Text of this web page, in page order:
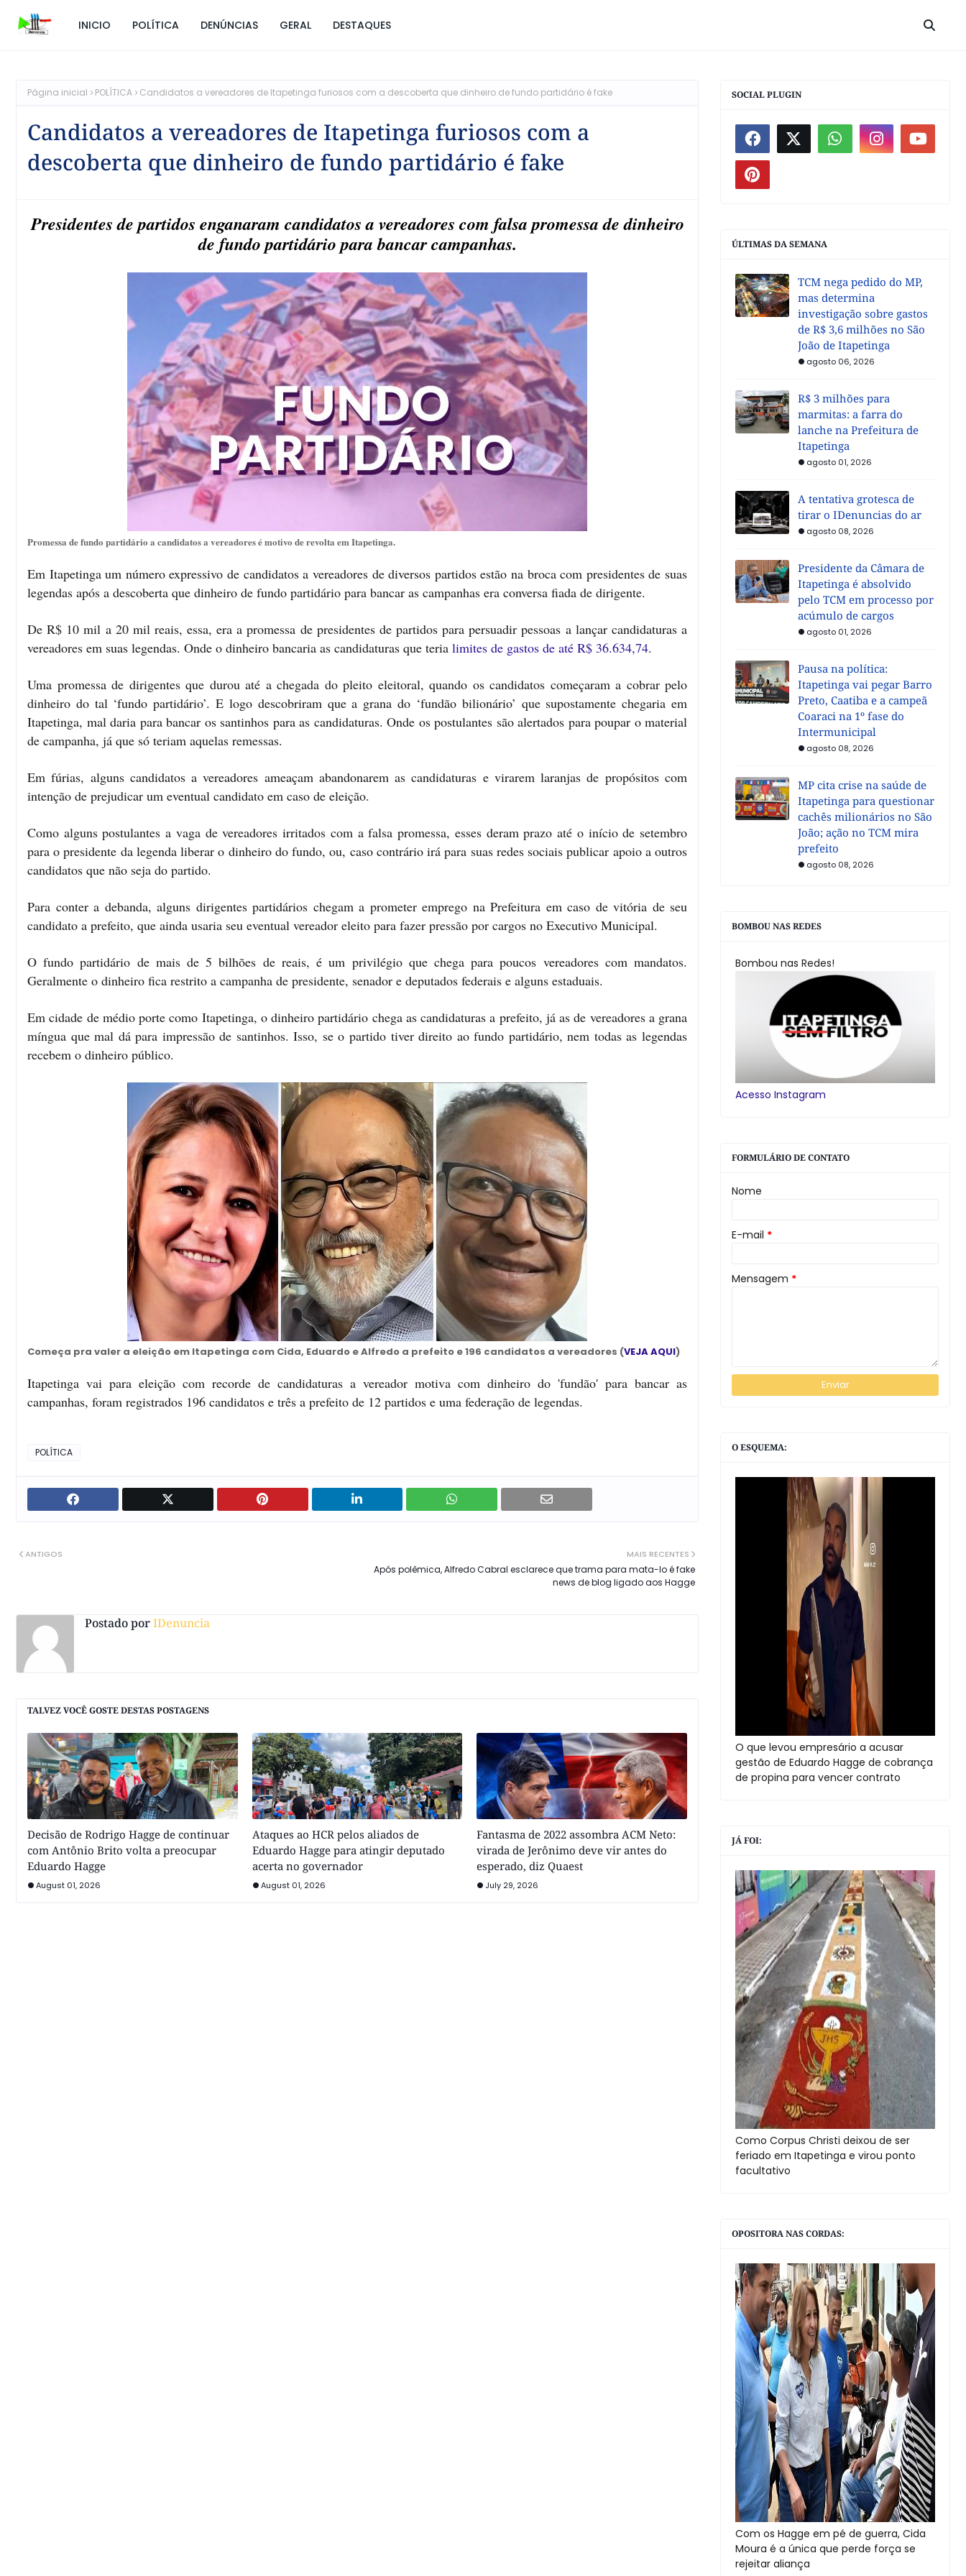
INICIO POLÍTICA DENÚNCIAS GERAL DESTAQUES
Página inicial POLÍTICA Candidatos a vereadores de Itapetinga furiosos com a descoberta que dinheiro de fundo partidário é fake
Candidatos a vereadores de Itapetinga furiosos com a
descoberta que dinheiro de fundo partidário é fake
Presidentes de partidos enganaram candidatos a vereadores com falsa promessa de dinheiro
de fundo partidário para bancar campanhas.
Promessa de fundo partidário a candidatos a vereadores é motivo de revolta em Itapetinga.
Em Itapetinga um número expressivo de candidatos a vereadores de diversos partidos estão na broca com presidentes de suas
legendas após a descoberta que dinheiro de fundo partidário para bancar as campanhas era conversa fiada de dirigente.
De R$ 10 mil a 20 mil reais, essa, era a promessa de presidentes de partidos para persuadir pessoas a lançar candidaturas a
vereadores em suas legendas. Onde o dinheiro bancaria as candidaturas que teria limites de gastos de até R$ 36.634,74.
Uma promessa de dirigentes que durou até a chegada do pleito eleitoral, quando os candidatos começaram a cobrar pelo
dinheiro do tal ‘fundo partidário’. E logo descobriram que a grana do ‘fundão bilionário’ que supostamente chegaria em
Itapetinga, mal daria para bancar os santinhos para as candidaturas. Onde os postulantes são alertados para poupar o material
de campanha, já que só teriam aquelas remessas.
Em fúrias, alguns candidatos a vereadores ameaçam abandonarem as candidaturas e virarem laranjas de propósitos com
intenção de prejudicar um eventual candidato em caso de eleição.
Como alguns postulantes a vaga de vereadores irritados com a falsa promessa, esses deram prazo até o início de setembro
para o presidente da legenda liberar o dinheiro do fundo, ou, caso contrário irá para suas redes sociais publicar apoio a outros
candidatos que não seja do partido.
Para conter a debanda, alguns dirigentes partidários chegam a prometer emprego na Prefeitura em caso de vitória de seu
candidato a prefeito, que ainda usaria seu eventual vereador eleito para fazer pressão por cargos no Executivo Municipal.
O fundo partidário de mais de 5 bilhões de reais, é um privilégio que chega para poucos vereadores com mandatos.
Geralmente o dinheiro fica restrito a campanha de presidente, senador e deputados federais e alguns estaduais.
Em cidade de médio porte como Itapetinga, o dinheiro partidário chega as candidaturas a prefeito, já as de vereadores a grana
míngua que mal dá para impressão de santinhos. Isso, se o partido tiver direito ao fundo partidário, nem todas as legendas
recebem o dinheiro público.
Começa pra valer a eleição em Itapetinga com Cida, Eduardo e Alfredo a prefeito e 196 candidatos a vereadores (VEJA AQUI)
Itapetinga vai para eleição com recorde de candidaturas a vereador motiva com dinheiro do 'fundão' para bancar as
campanhas, foram registrados 196 candidatos e três a prefeito de 12 partidos e uma federação de legendas.
POLÍTICA
MAIS RECENTES
Após polêmica, Alfredo Cabral esclarece que trama para mata-lo é fake
news de blog ligado aos Hagge
ANTIGOS
Postado porIDenuncia
TALVEZ VOCÊ GOSTE DESTAS POSTAGENS
Decisão de Rodrigo Hagge de continuar
com Antônio Brito volta a preocupar
Eduardo Hagge
August 01, 2026
Ataques ao HCR pelos aliados de
Eduardo Hagge para atingir deputado
acerta no governador
August 01, 2026
Fantasma de 2022 assombra ACM Neto:
virada de Jerônimo deve vir antes do
esperado, diz Quaest
July 29, 2026
SOCIAL PLUGIN
ÚLTIMAS DA SEMANA
TCM nega pedido do MP,
mas determina
investigação sobre gastos
de R$ 3,6 milhões no São
João de Itapetinga
agosto 06, 2026
R$ 3 milhões para
marmitas: a farra do
lanche na Prefeitura de
Itapetinga
agosto 01, 2026
A tentativa grotesca de
tirar o IDenuncias do ar
agosto 08, 2026
Presidente da Câmara de
Itapetinga é absolvido
pelo TCM em processo por
acúmulo de cargos
agosto 01, 2026
Pausa na política:
Itapetinga vai pegar Barro
Preto, Caatiba e a campeã
Coaraci na 1º fase do
Intermunicipal
agosto 08, 2026
MP cita crise na saúde de
Itapetinga para questionar
cachês milionários no São
João; ação no TCM mira
prefeito
agosto 08, 2026
BOMBOU NAS REDES
Bombou nas Redes!
Acesso Instagram
FORMULÁRIO DE CONTATO
Nome
E-mail *
Mensagem *
O ESQUEMA:
O que levou empresário a acusar
gestão de Eduardo Hagge de cobrança
de propina para vencer contrato
JÁ FOI:
Como Corpus Christi deixou de ser
feriado em Itapetinga e virou ponto
facultativo
OPOSITORA NAS CORDAS:
Com os Hagge em pé de guerra, Cida
Moura é a única que perde força se
rejeitar aliança